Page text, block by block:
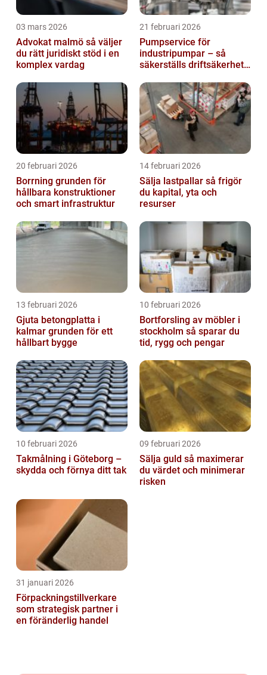
03 mars 2026
Advokat malmö så väljer
du rätt juridiskt stöd i en
komplex vardag
21 februari 2026
Pumpservice för
industripumpar – så
säkerställs driftsäkerhet
20 februari 2026
Borrning grunden för
hållbara konstruktioner
och smart infrastruktur
14 februari 2026
Sälja lastpallar så frigör
du kapital, yta och
resurser
13 februari 2026
Gjuta betongplatta i
kalmar grunden för ett
hållbart bygge
10 februari 2026
Bortforsling av möbler i
stockholm så sparar du
tid, rygg och pengar
10 februari 2026
Takmålning i Göteborg –
skydda och förnya ditt tak
09 februari 2026
Sälja guld så maximerar
du värdet och minimerar
risken
31 januari 2026
Förpackningstillverkare
som strategisk partner i
en föränderlig handel